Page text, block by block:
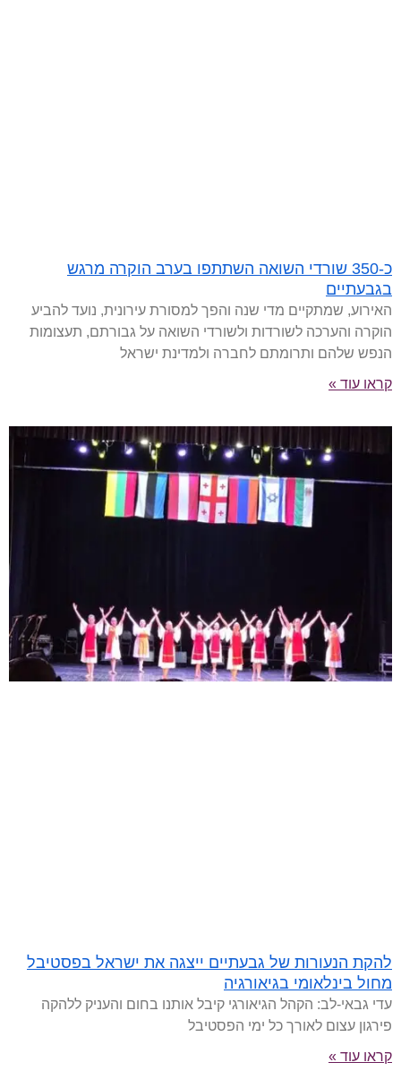
כ-350 שורדי השואה השתתפו בערב הוקרה מרגש
בגבעתיים
האירוע, שמתקיים מדי שנה והפך למסורת עירונית, נועד להביע
הוקרה והערכה לשורדות ולשורדי השואה על גבורתם, תעצומות
הנפש שלהם ותרומתם לחברה ולמדינת ישראל
קראו עוד »
להקת הנעורות של גבעתיים ייצגה את ישראל בפסטיבל
מחול בינלאומי בגיאורגיה
עדי גבאי-לב: הקהל הגיאורגי קיבל אותנו בחום והעניק ללהקה
פירגון עצום לאורך כל ימי הפסטיבל
קראו עוד »